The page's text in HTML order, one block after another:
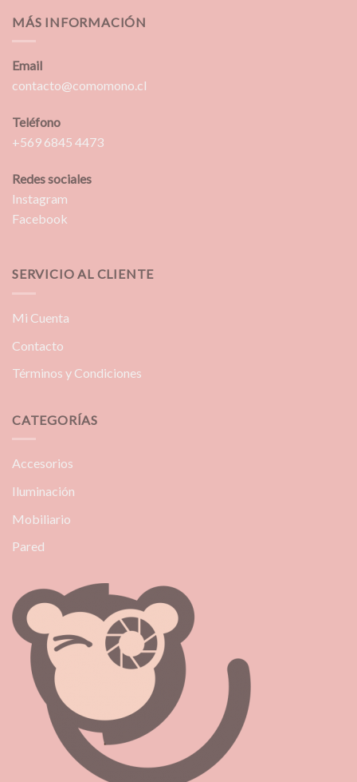
MÁS INFORMACIÓN
Email
contacto@comomono.cl
Teléfono
+569 6845 4473
Redes sociales
Instagram
Facebook
SERVICIO AL CLIENTE
Mi Cuenta
Contacto
Términos y Condiciones
CATEGORÍAS
Accesorios
Iluminación
Mobiliario
Pared